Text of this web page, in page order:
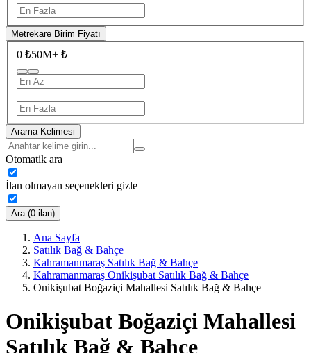
Metrekare Birim Fiyatı
0 ₺50M+ ₺
—
Arama Kelimesi
Otomatik ara
İlan olmayan seçenekleri gizle
Ara (0 ilan)
Ana Sayfa
Satılık Bağ & Bahçe
Kahramanmaraş Satılık Bağ & Bahçe
Kahramanmaraş Onikişubat Satılık Bağ & Bahçe
Onikişubat Boğaziçi Mahallesi Satılık Bağ & Bahçe
Onikişubat Boğaziçi Mahallesi
Satılık Bağ & Bahçe